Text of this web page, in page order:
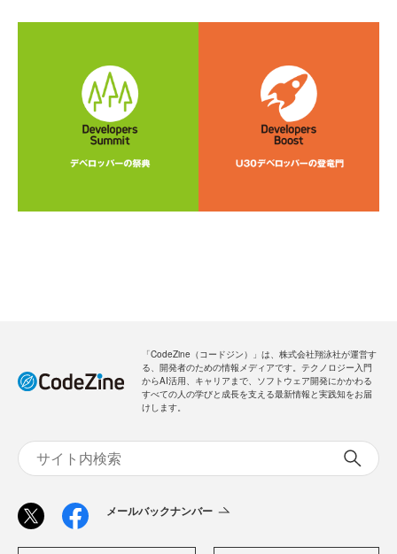
「CodeZine（コードジン）」は、株式会社翔泳社が運営す
る、開発者のための情報メディアです。テクノロジー入門
からAI活用、キャリアまで、ソフトウェア開発にかかわる
すべての人の学びと成長を支える最新情報と実践知をお届
けします。
メールバックナンバー